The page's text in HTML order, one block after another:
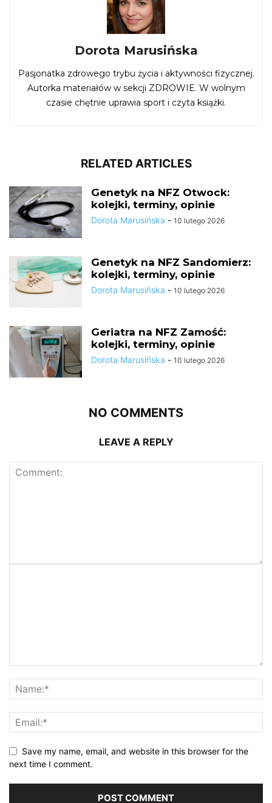
Dorota Marusińska
Pasjonatka zdrowego trybu życia i aktywności fizycznej.
Autorka materiałów w sekcji ZDROWIE. W wolnym
czasie chętnie uprawia sport i czyta książki.
RELATED ARTICLES
Genetyk na NFZ Otwock:
kolejki, terminy, opinie
Dorota Marusińska - 10 lutego 2026
Genetyk na NFZ Sandomierz:
kolejki, terminy, opinie
Dorota Marusińska - 10 lutego 2026
Geriatra na NFZ Zamość:
kolejki, terminy, opinie
Dorota Marusińska - 10 lutego 2026
NO COMMENTS
LEAVE A REPLY
Save my name, email, and website in this browser for the
next time I comment.